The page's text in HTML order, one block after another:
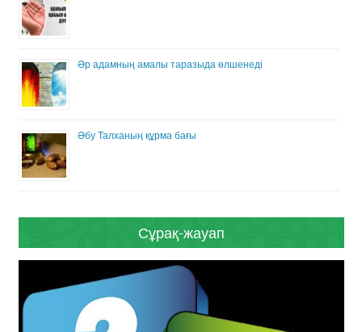
Әр адамның амалы таразыда өлшенеді
Әбу Талханың құрма бағы
Сұрақ-жауап